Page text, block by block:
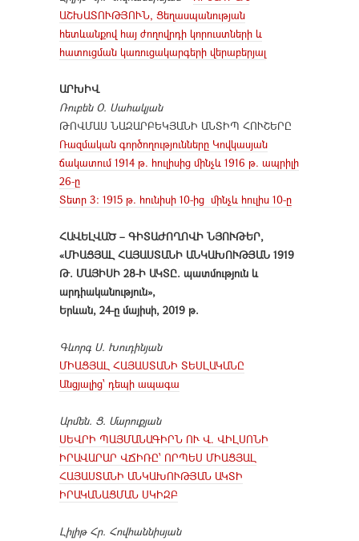
ԱՇԽԱՏՈՒԹՅՈՒՆ, Ցեղասպանության
հետևանքով հայ ժողովրդի կորուստների և
հատուցման կառուցակարգերի վերաբերյալ
ԱՐԽԻՎ
Ռուբեն Օ. Սահակյան
ԹՈՎՄԱՍ ՆԱԶԱՐԲԵԿՅԱՆԻ ԱՆՏԻՊ ՀՈՒՇԵՐԸ
Ռազմական գործողությունները Կովկասյան
ճակատում 1914 թ. հուլիսից մինչև 1916 թ. ապ­րի­լի
26-ը
Տետր 3: 1915 թ. հունիսի 10-ից մինչև հուլիս 10-ը
ՀԱՎԵԼՎԱԾ– ԳԻՏԱԺՈՂՈՎԻ ՆՅՈՒԹԵՐ,
«ՄԻԱՑՅԱԼ ՀԱՅԱՍՏԱՆԻ ԱՆԿԱԽՈՒԹՅԱՆ 1919
Թ. ՄԱՅԻՍԻ 28-Ի ԱԿՏԸ. պատմություն և
արդիականություն»,
Երևան, 24-ը մայիսի, 2019 թ.
Գևորգ Ս. Խուդինյան
ՄԻԱՑՅԱԼ ՀԱՅԱՍՏԱՆԻ ՏԵՍԼԱԿԱՆԸ
Անցյալից՝ դեպի ապագա
Արմեն. Ց. Մարուքյան
ՍԵՎՐԻ ՊԱՅՄԱՆԱԳԻՐՆ ՈՒ Վ. ՎԻԼՍՈՆԻ
ԻՐԱՎԱՐԱՐ ՎՃԻՌԸ՝ ՈՐՊԵՍ ՄԻԱՑՅԱԼ
ՀԱՅԱՍՏԱՆԻ ԱՆԿԱԽՈՒԹՅԱՆ ԱԿՏԻ
ԻՐԱԿԱՆԱՑՄԱՆ ՍԿԻԶԲ
Լիլիթ Հր. Հովհաննիսյան